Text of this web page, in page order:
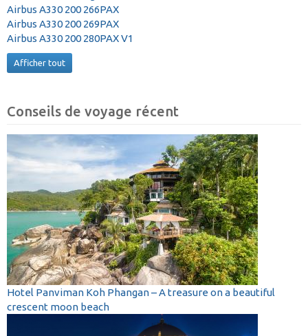
Airbus A330 200 266PAX
Airbus A330 200 269PAX
Airbus A330 200 280PAX V1
Afficher tout
Conseils de voyage récent
Hotel Panviman Koh Phangan – A treasure on a beautiful
crescent moon beach